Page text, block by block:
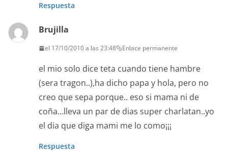
Respuesta
Brujilla
el 17/10/2010 a las 23:48 Enlace permanente
el mio solo dice teta cuando tiene hambre
(sera tragon..),ha dicho papa y hola, pero no
creo que sepa porque.. eso si mama ni de
coña…lleva un par de dias super charlatan..yo
el dia que diga mami me lo como¡¡¡
Respuesta